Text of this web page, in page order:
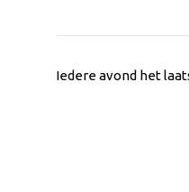
Iedere avond het